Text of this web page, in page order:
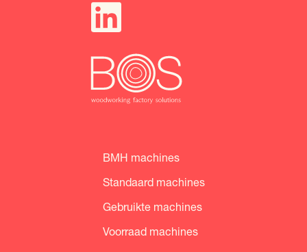
BMH machines
Standaard machines
Gebruikte machines
Voorraad machines